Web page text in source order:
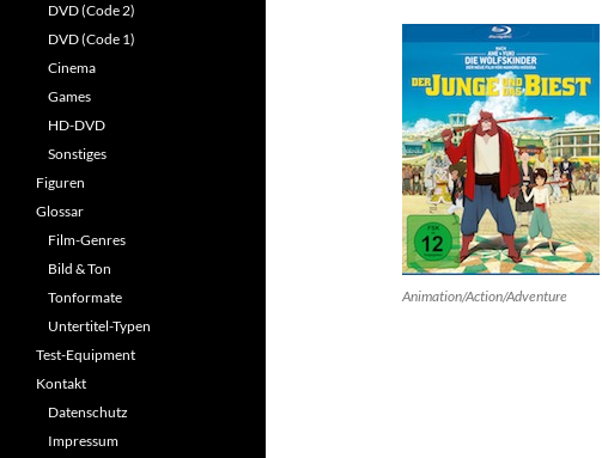
Animation/Action/Adventure
DVD (Code 2)
DVD (Code 1)
Cinema
Games
HD-DVD
Sonstiges
Figuren
Glossar
Film-Genres
Bild & Ton
Tonformate
Untertitel-Typen
Test-Equipment
Kontakt
Datenschutz
Impressum